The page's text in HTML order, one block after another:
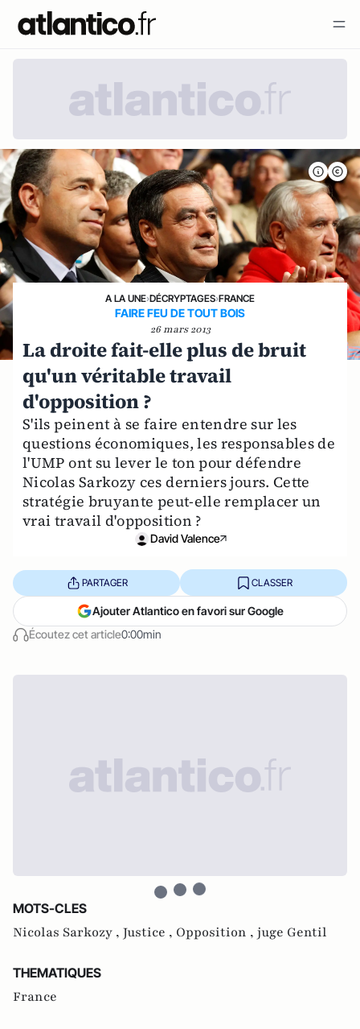
A LA UNE›DÉCRYPTAGES›FRANCE
FAIRE FEU DE TOUT BOIS
26 mars 2013
La droite fait-elle plus de bruit
qu'un véritable travail
d'opposition ?
S'ils peinent à se faire entendre sur les
questions économiques, les responsables de
l'UMP ont su lever le ton pour défendre
Nicolas Sarkozy ces derniers jours. Cette
stratégie bruyante peut-elle remplacer un
vrai travail d'opposition ?
David Valence
Écoutez cet article0:00min
PARTAGER CLASSER
Ajouter Atlantico en favori sur Google
MOTS-CLES
Nicolas Sarkozy , Justice , Opposition , juge Gentil
THEMATIQUES
France